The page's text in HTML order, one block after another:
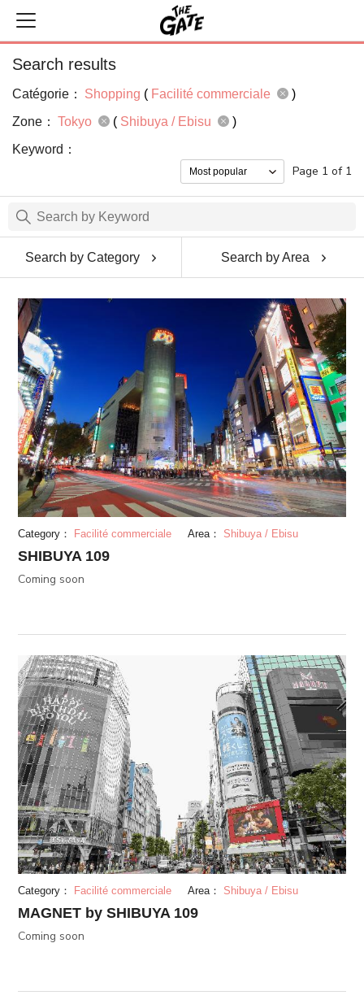
Search results
Catégorie： Shopping ( Facilité commerciale
)
Zone： Tokyo ( Shibuya / Ebisu
)
Keyword：
Page 1 of 1
Search by Category Search by Area
Category： Facilité commerciale Area： Shibuya / Ebisu
SHIBUYA 109
Coming soon
Category： Facilité commerciale Area： Shibuya / Ebisu
MAGNET by SHIBUYA 109
Coming soon